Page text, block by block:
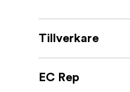
Tillverkare
EC Rep